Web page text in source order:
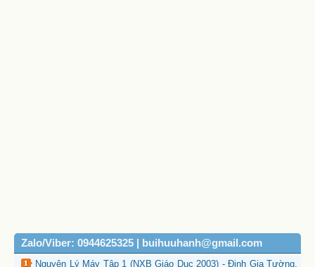
Zalo/Viber: 0944625325 | buihuuhanh@gmail.com
Nguyên Lý Máy Tập 1 (NXB Giáo Dục 2003) - Đinh Gia Tường,